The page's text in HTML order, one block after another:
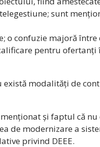
sunt
o confuzie majoră
pentru ofertanți
există modalități de
și faptul că
de modernizare a
privind DEEE.